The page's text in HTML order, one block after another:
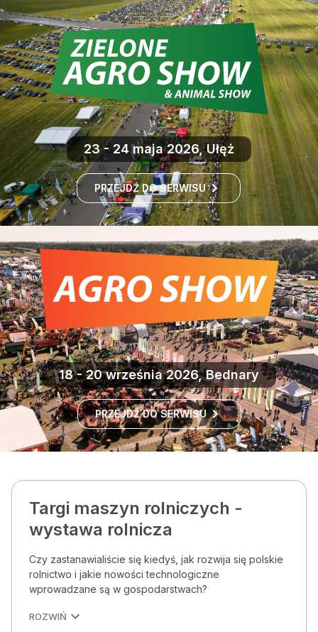
23 - 24 maja 2026, Ułęż
PRZEJDŹ DO SERWISU
18 - 20 września 2026, Bednary
PRZEJDŹ DO SERWISU
Targi maszyn rolniczych -
wystawa rolnicza
Czy zastanawialiście się kiedyś, jak rozwija się polskie
rolnictwo i jakie nowości technologiczne
wprowadzane są w gospodarstwach?
ROZWIŃ